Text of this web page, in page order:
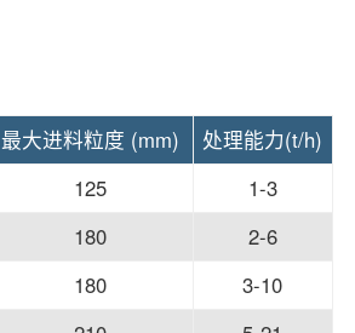
最大进料粒度 (mm)
处理能力(t/h)
125
1-3
180
2-6
180
3-10